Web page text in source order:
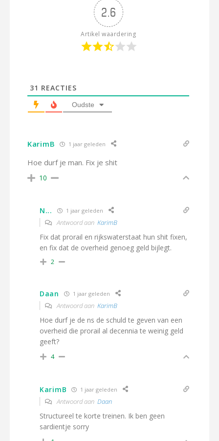
2.6
Artikel waardering
31 REACTIES
Oudste
KarimB 1 jaar geleden
Hoe durf je man. Fix je shit
10
N... 1 jaar geleden
Antwoord aan KarimB
Fix dat prorail en rijkswaterstaat hun shit fixen,
en fix dat de overheid genoeg geld bijlegt.
2
Daan 1 jaar geleden
Antwoord aan KarimB
Hoe durf je de ns de schuld te geven van een
overheid die prorail al decennia te weinig geld
geeft?
4
KarimB 1 jaar geleden
Antwoord aan Daan
Structureel te korte treinen. Ik ben geen
sardientje sorry